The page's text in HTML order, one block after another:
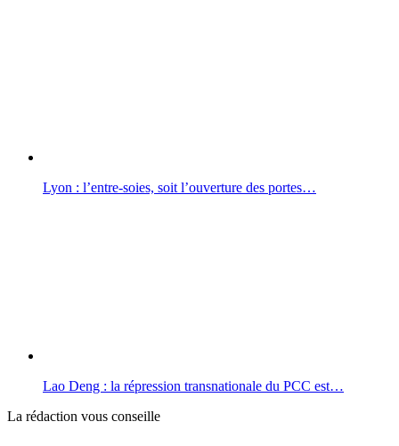
Lyon : l’entre-soies, soit l’ouverture des portes…
Lao Deng : la répression transnationale du PCC est…
La rédaction vous conseille